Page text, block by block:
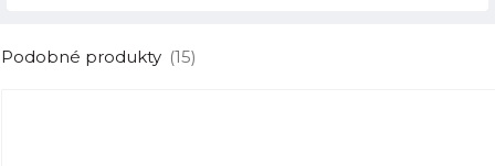
Podobné produkty (15)